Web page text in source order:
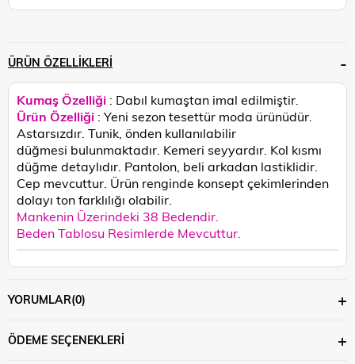
ÜRÜN ÖZELLIKLERI
Kumaş Özelliği : Dabıl kumaştan imal edilmiştir.
Ürün Özelliği : Yeni sezon tesettür moda ürünüdür.
Astarsızdır. Tunik, önden kullanılabilir
düğmesi bulunmaktadır. Kemeri seyyardır. Kol kısmı
düğme detaylıdır. Pantolon, beli arkadan lastiklidir.
Cep mevcuttur. Ürün renginde konsept çekimlerinden
dolayı ton farklılığı olabilir.
Mankenin Üzerindeki 38 Bedendir.
Beden Tablosu Resimlerde Mevcuttur.
YORUMLAR(0)
ÖDEME SEÇENEKLERI